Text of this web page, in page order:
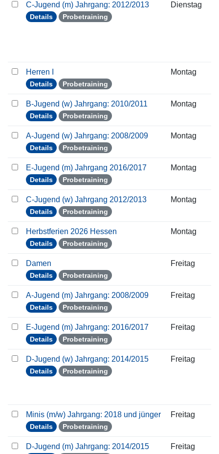
C-Jugend (m) Jahrgang: 2012/2013
Details Probetraining
Dienstag
Herren I
Details Probetraining
Montag
B-Jugend (w) Jahrgang: 2010/2011
Details Probetraining
Montag
A-Jugend (w) Jahrgang: 2008/2009
Details Probetraining
Montag
E-Jugend (m) Jahrgang 2016/2017
Details Probetraining
Montag
C-Jugend (w) Jahrgang 2012/2013
Details Probetraining
Montag
Herbstferien 2026 Hessen
Details Probetraining
Montag
Damen
Details Probetraining
Freitag
A-Jugend (m) Jahrgang: 2008/2009
Details Probetraining
Freitag
E-Jugend (m) Jahrgang: 2016/2017
Details Probetraining
Freitag
D-Jugend (w) Jahrgang: 2014/2015
Details Probetraining
Freitag
Minis (m/w) Jahrgang: 2018 und jünger
Details Probetraining
Freitag
D-Jugend (m) Jahrgang: 2014/2015 Freitag